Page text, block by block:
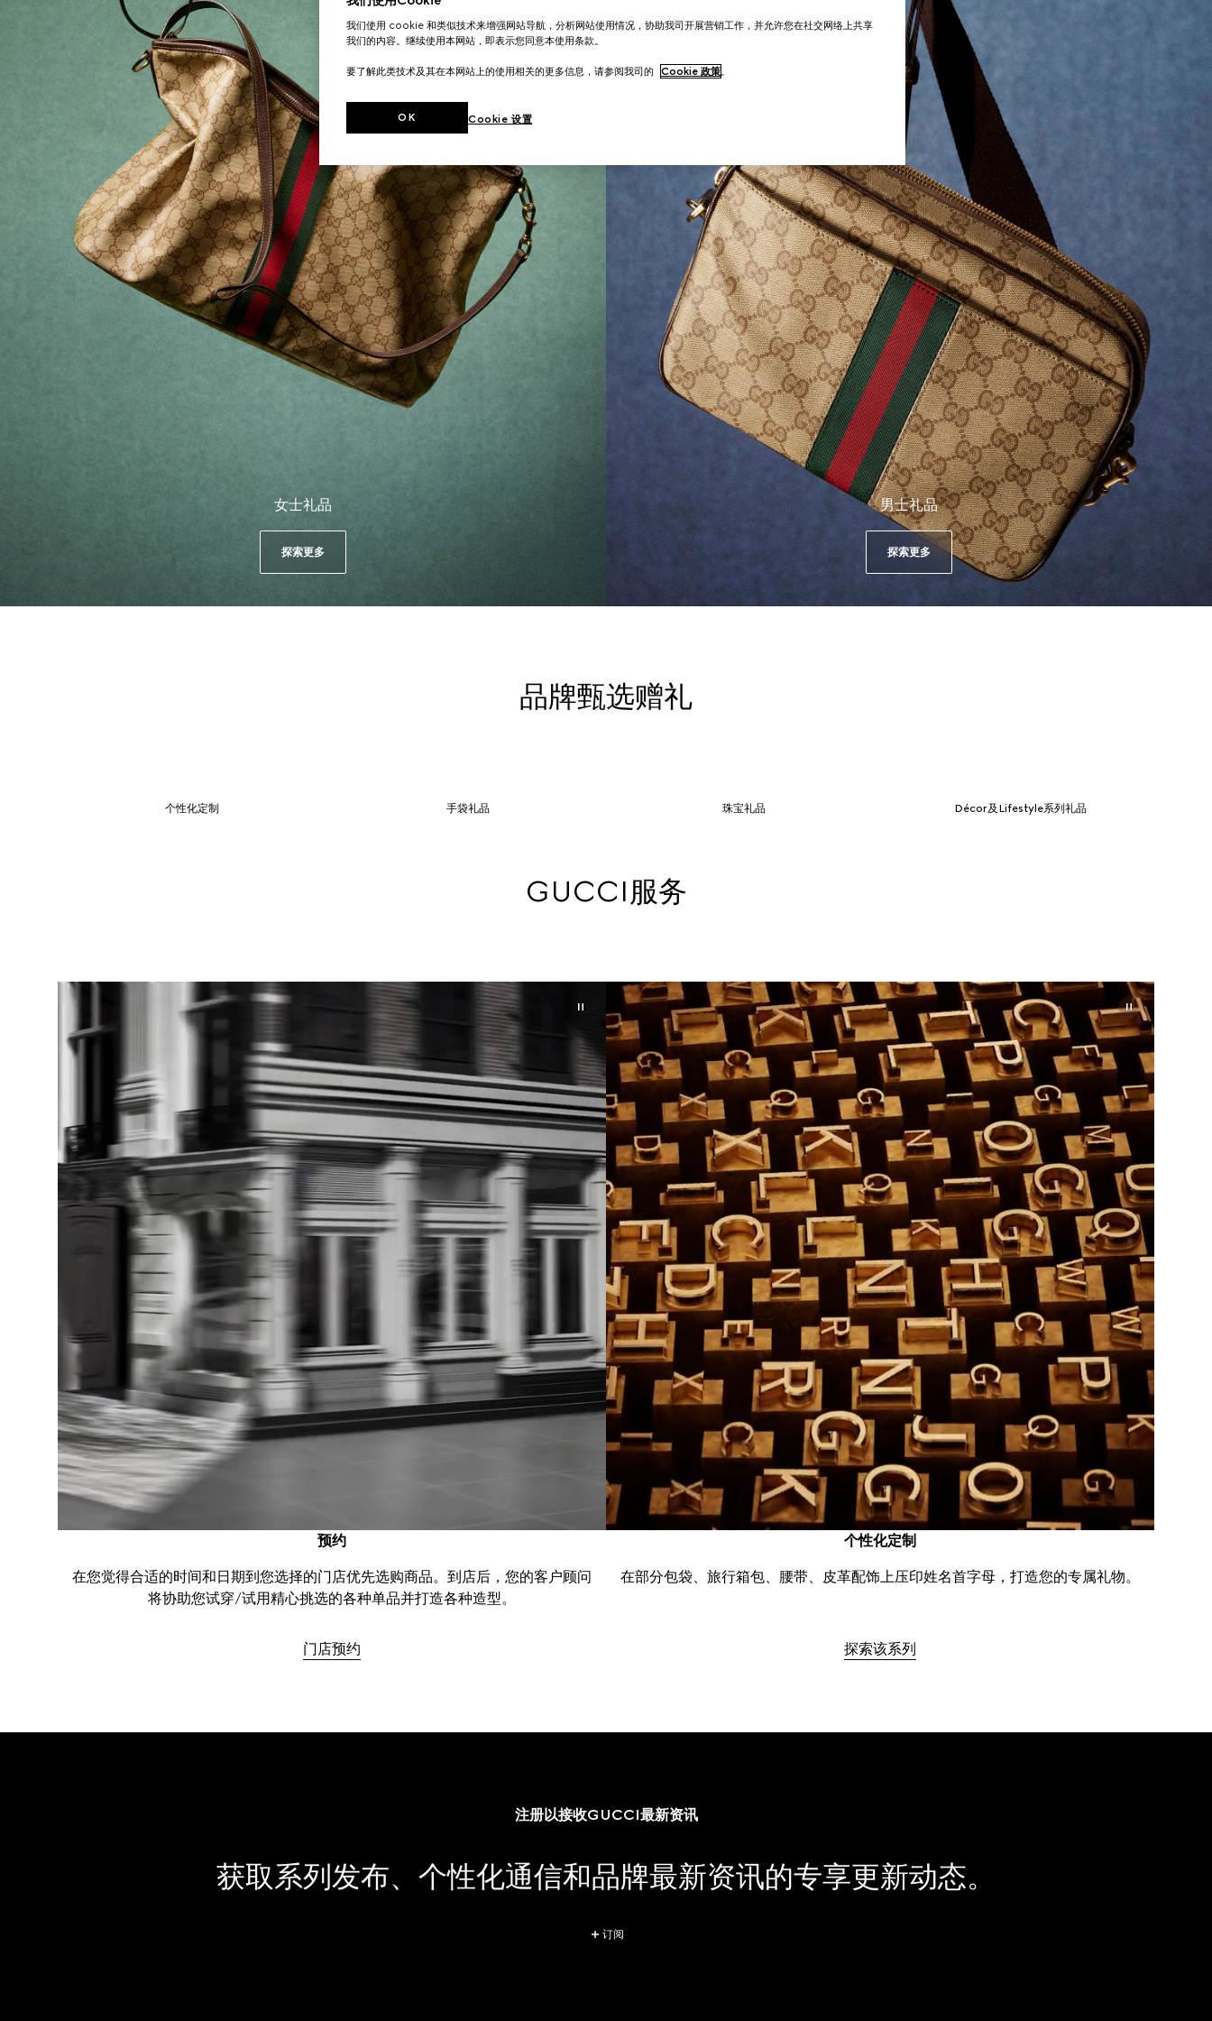
女士礼品
探索更多
男士礼品
探索更多
品牌甄选赠礼
个性化定制 手袋礼品 珠宝礼品 Décor及Lifestyle系列礼品
GUCCI服务
预约
在您觉得合适的时间和日期到您选择的门店优先选购商品。到店后，您的客户顾问
将协助您试穿/试用精心挑选的各种单品并打造各种造型。
门店预约
个性化定制
在部分包袋、旅行箱包、腰带、皮革配饰上压印姓名首字母，打造您的专属礼物。
探索该系列
注册以接收GUCCI最新资讯
获取系列发布、个性化通信和品牌最新资讯的专享更新动态。
订阅
我们使用 cookie 和类似技术来增强网站导航，分析网站使用情况，协助我司开展营销工作，并允许您在社交网络上共享
我们的内容。继续使用本网站，即表示您同意本使用条款。
要了解此类技术及其在本网站上的使用相关的更多信息，请参阅我司的 Cookie 政策。
Cookie 设置
OK